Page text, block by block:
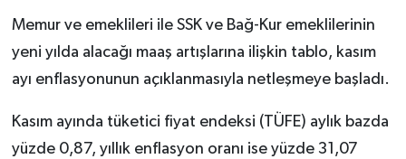
Memur ve emeklileri ile SSK ve Bağ-Kur emeklilerinin
yeni yılda alacağı maaş artışlarına ilişkin tablo, kasım
ayı enflasyonunun açıklanmasıyla netleşmeye başladı.
Kasım ayında tüketici fiyat endeksi (TÜFE) aylık bazda
yüzde 0,87, yıllık enflasyon oranı ise yüzde 31,07